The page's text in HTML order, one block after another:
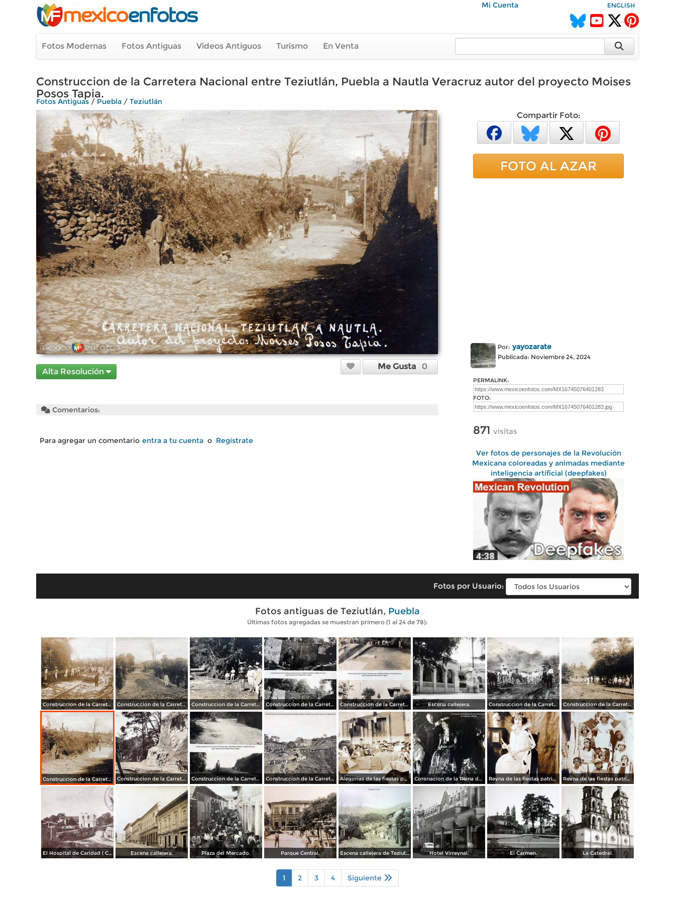
Mi Cuenta ENGLISH
Fotos Modernas Fotos Antiguas Videos Antiguos Turismo En Venta
Construccion de la Carretera Nacional entre Teziutlán, Puebla a Nautla Veracruz autor del proyecto Moises
Posos Tapia.
Fotos Antiguas / Puebla / Teziutlán
Alta Resolución
Me Gusta 0
Comentarios:
Para agregar un comentario entra a tu cuenta o Regístrate
Compartir Foto:
FOTO AL AZAR
Por: yayozarate
Publicada: Noviembre 24, 2024
PERMALINK:
FOTO:
871 visitas
Ver fotos de personajes de la Revolución
Mexicana coloreadas y animadas mediante
inteligencia artificial (deepfakes)
Fotos por Usuario:
Fotos antiguas de Teziutlán, Puebla
Últimas fotos agregadas se muestran primero (1 al 24 de 78):
Construccion de la Carretera Nacional entre Teziutlán, Puebla a Nautla Veracruz autor del proyecto Moises Posos Tapia. Construccion de la Carretera Nacional entre Teziutlán, Puebla a Nautla Veracruz autor del proyecto Moises Posos Tapia. Construccion de la Carretera Nacional entre Teziutlán, Puebla a Nautla Veracruz autor del proyecto Moises Posos Tapia. Construccion de la Carretera Nacional entre Teziutlán, Puebla a Nautla Veracruz autor del proyecto Moises Posos Tapia. Construccion de la Carretera Nacional entre Teziutlán, Puebla a Nautla Veracruz autor del proyecto Moises Posos Tapia. Escena callejera. Construccion de la Carretera Nacional entre Teziutlán, Puebla a Nautla Veracruz autor del proyecto Moises Posos Tapia. Construccion de la Carretera Nacional entre Teziutlán, Puebla a Nautla Veracruz autor del proyecto Moises Posos Tapia.
Construccion de la Carretera Nacional entre Teziutlán, Puebla a Nautla Veracruz autor del proyecto Moises Posos Tapia. Construccion de la Carretera Nacional entre Teziutlán, Puebla a Nautla Veracruz autor del proyecto Moises Posos Tapia. Construccion de la Carretera Nacional entre Teziutlán, Puebla a Nautla Veracruz autor del proyecto Moises Posos Tapia. Construccion de la Carretera Nacional entre Teziutlán, Puebla a Nautla Veracruz autor del proyecto Moises Posos Tapia. Alegorias de las fiestas patrias de Teziutlán, Puebla 1923 Coronacion de la Reina de las fiestas patrias de Teziutlán, Puebla. Reyna de las fiestas patrias de Teziutlán, Puebla 1923 Reyna de las fiestas patrias de Teziutlán, Puebla 1923
El Hospital de Caridad ( Circulada el 30 de Marzo de 1930 ). Escena callejera. Plaza del Mercado. Parque Central. Escena callejera de Teziutlán, Puebla. ( Circulada el 10 de Abril de 1909 ). Hotel Virreynal. El Carmen. La Catedral.
1 2 3 4 Siguiente